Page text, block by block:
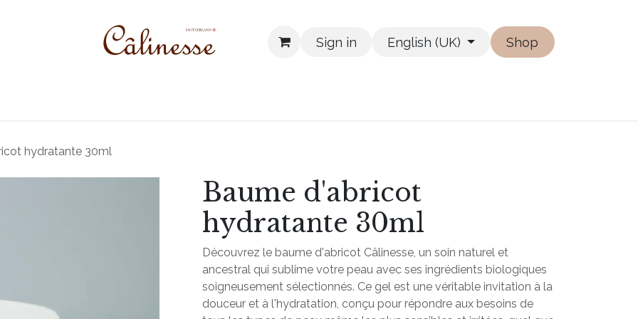
Sign in English (UK) Shop
hydratante 30ml
Baume d'abricot
hydratante 30ml
Découvrez le baume d'abricot Câlinesse, un soin naturel et
ancestral qui sublime votre peau avec ses ingrédients biologiques
soigneusement sélectionnés. Ce gel est une véritable invitation à la
douceur et à l'hydratation, conçu pour répondre aux besoins de